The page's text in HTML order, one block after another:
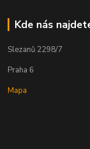
Kde nás
Slezanů 2298/7
Praha 6
Mapa